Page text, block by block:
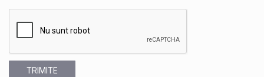
TRIMITE